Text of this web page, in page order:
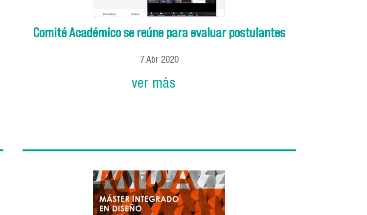
Comité Académico se reúne para evaluar postulantes
7 Abr 2020
ver más